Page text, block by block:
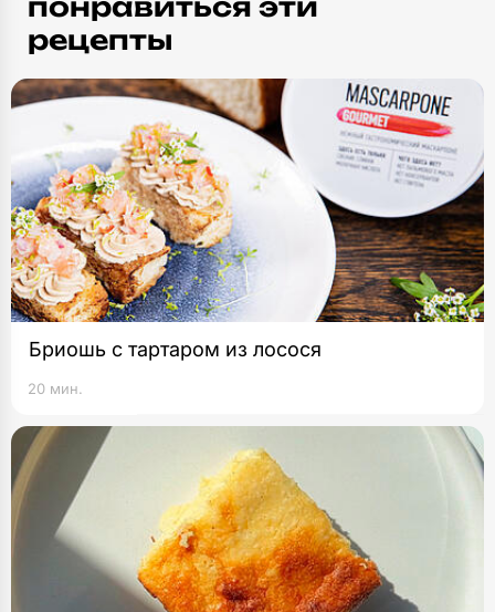
рецепты
Бриошь с тартаром из лосося
20 мин.